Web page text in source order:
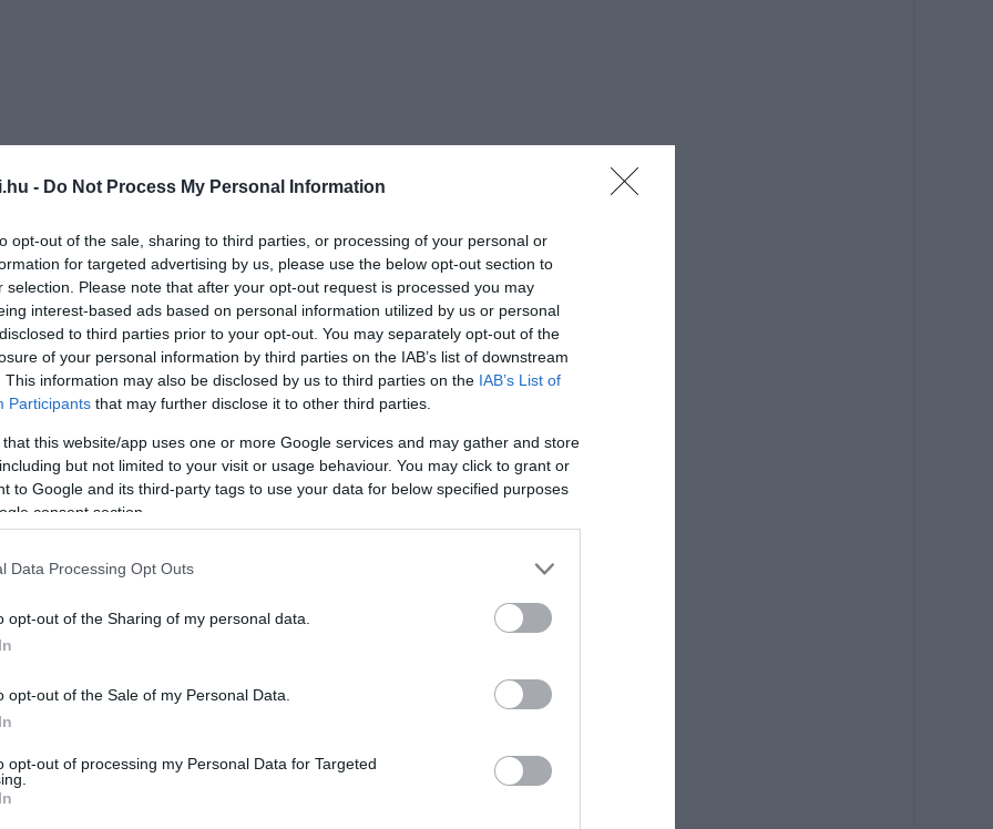
- Do Not Process My Personal Information
opt-out of the sale, sharing to third parties, or processing of your personal or
for targeted advertising by us, please use the below opt-out section to
selection. Please note that after your opt-out request is processed you may
interest-based ads based on personal information utilized by us or personal
to third parties prior to your opt-out. You may separately opt-out of the
of your personal information by third parties on the IAB’s list of downstream
This information may also be disclosed by us to third parties on the IAB’s List of
Participants that may further disclose it to other third parties.
that this website/app uses one or more Google services and may gather and store
but not limited to your visit or usage behaviour. You may click to grant or
to Google and its third-party tags to use your data for below specified purposes
consent section.
Data Processing Opt Outs
opt-out of the Sharing of my personal data.
opt-out of the Sale of my Personal Data.
opt-out of processing my Personal Data for Targeted
nem bosszantásból fal fel mindent. Ezért az az ötlete
akcióba lépett. Meglepetést készített számukra: két kis
reakcióját. Minden nap azt leste, hogy mikor érkeznek
két kis állat kitörő örömmel vetette rá magát a saját
most már 5 mormota lakik a kertben, egész birodalmat
Chunknak
, hogy mások is bepillanthassanak a mormoták
én csak építettem rá egy kertet.” – fogalmazott a férfi.